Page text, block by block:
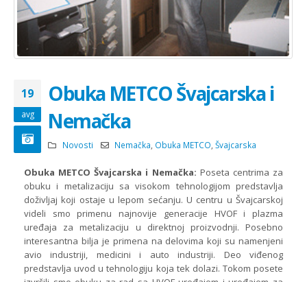
19
avg
Obuka METCO Švajcarska i
Nemačka
Novosti Nemačka, Obuka METCO,Švajcarska
Obuka METCO Švajcarska i Nemačka: Poseta centrima za
obuku i metalizaciju sa visokom tehnologijom predstavlja
doživljaj koji ostaje u lepom sećanju. U centru u Švajcarskoj
videli smo primenu najnovije generacije HVOF i plazma
uređaja za metalizaciju u direktnoj proizvodnji. Posebno
interesantna bilja je primena na delovima koji su namenjeni
avio industriji, medicini i auto industriji. Deo viđenog
predstavlja uvod u tehnologiju koja tek dolazi. Tokom posete